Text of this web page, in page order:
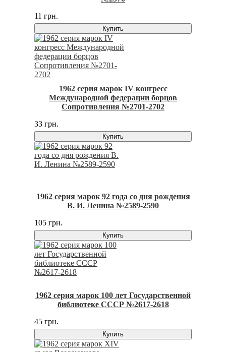
11 грн.
Купить
1962 серия марок IV конгресс
Международной федерации борцов
Сопротивления №2701-2702
33 грн.
Купить
1962 серия марок 92 года со дня рождения
В. И. Ленина №2589-2590
105 грн.
Купить
1962 серия марок 100 лет Государственной
библиотеке СССР №2617-2618
45 грн.
Купить